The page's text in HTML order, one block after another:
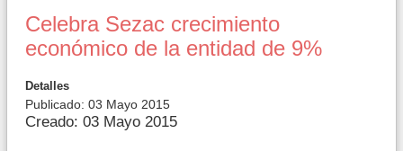
Celebra Sezac crecimiento
económico de la entidad de 9%
Detalles
Publicado: 03 Mayo 2015
Creado: 03 Mayo 2015